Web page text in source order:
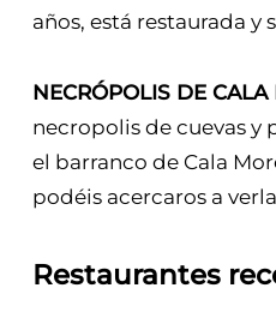
años, está restaurada y
NECRÓPOLIS DE CALA
necropolis de cuevas y
el barranco de Cala
podéis acercaros a
Restaurantes